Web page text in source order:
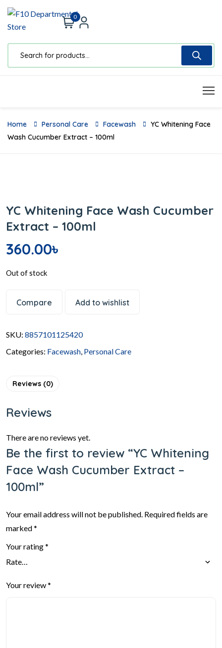
0
Home Personal Care Facewash
YC Whitening Face
Wash Cucumber Extract – 100ml
YC Whitening Face Wash Cucumber
Extract – 100ml
360.00৳
Out of stock
Compare Add to wishlist
SKU: 8857101125420
Categories: Facewash, Personal Care
Reviews (0)
Reviews
There are no reviews yet.
Be the first to review “YC Whitening
Face Wash Cucumber Extract –
100ml”
Your email address will not be published. Required fields are
marked*
Your rating*
Your review*